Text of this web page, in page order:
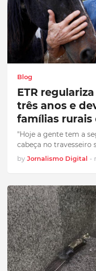
Blog
ETR
três anos e
famílias rurais
"Hoje a gente tem a
cabeça no travesseiro
by Jornalismo Digital -